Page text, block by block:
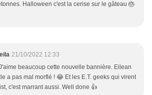
Halloween c'est la cerise sur le gâteau 🎂
21/10/2022 12:33
beaucoup cette nouvelle bannière. Eilean
a pas mal morflé ! 😂 Et les E.T. geeks qui virent
c'est marrant aussi. Well done 👍